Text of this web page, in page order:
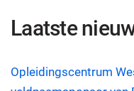
Laatste
Opleidingscentrum